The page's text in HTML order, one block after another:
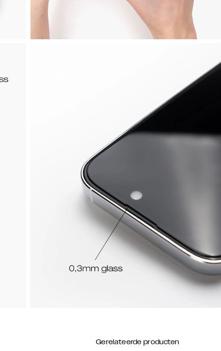
Gerelateerde producten